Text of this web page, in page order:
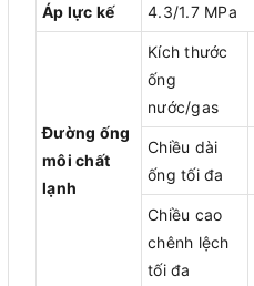
Áp lực kế 4.3/1.7 MPa
Đường ống
môi chất
lạnh
Kích thước
ống
nước/gas
Chiều dài
ống tối đa
Chiều cao
chênh lệch
tối đa